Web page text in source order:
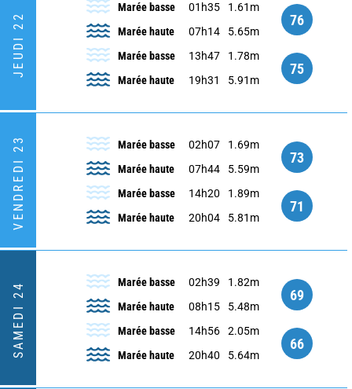
JEUDI 22
Marée basse 01h35
1.61m
Marée haute
07h14 5.65m
76
Marée basse 13h47
1.78m
Marée haute
19h31 5.91m
75
VENDREDI 23 Marée basse 02h07
1.69m
Marée haute
07h44 5.59m
73
Marée basse 14h20
1.89m
Marée haute
20h04 5.81m
71
SAMEDI 24 Marée basse 02h39
1.82m
Marée haute
08h15 5.48m
69
Marée basse 14h56
2.05m
Marée haute
20h40 5.64m
66